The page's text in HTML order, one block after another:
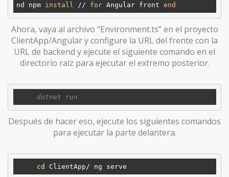
nd npm install // for Angular front end
Ahora, vaya al archivo “Environment.ts” en el proyecto
ClientApp/Angular y configure la URL del frente con la
URL de backend y ejecute el siguiente comando en el
directorio raíz para ejecutar el extremo posterior.
Después de hacer eso, ejecute los siguientes comandos
para ejecutar la parte delantera.
cd